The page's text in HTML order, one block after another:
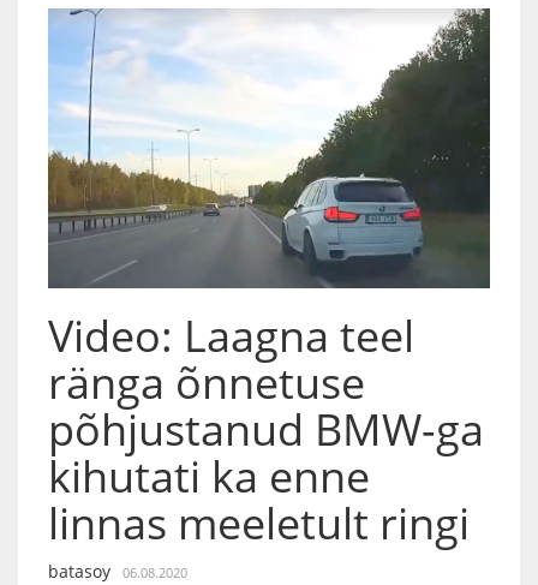
Video: Laagna teel
ränga õnnetuse
põhjustanud BMW-ga
kihutati ka enne
linnas meeletult ringi
batasoy 06.08.2020